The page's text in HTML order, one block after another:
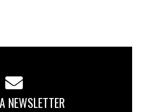
NEWSLETTER